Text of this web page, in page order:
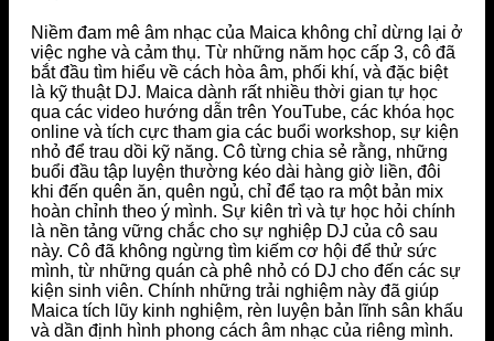
Niềm đam mê âm nhạc của Maica không chỉ dừng lại ở
việc nghe và cảm thụ. Từ những năm học cấp 3, cô đã
bắt đầu tìm hiểu về cách hòa âm, phối khí, và đặc biệt
là kỹ thuật DJ. Maica dành rất nhiều thời gian tự học
qua các video hướng dẫn trên YouTube, các khóa học
online và tích cực tham gia các buổi workshop, sự kiện
nhỏ để trau dồi kỹ năng. Cô từng chia sẻ rằng, những
buổi đầu tập luyện thường kéo dài hàng giờ liền, đôi
khi đến quên ăn, quên ngủ, chỉ để tạo ra một bản mix
hoàn chỉnh theo ý mình. Sự kiên trì và tự học hỏi chính
là nền tảng vững chắc cho sự nghiệp DJ của cô sau
này. Cô đã không ngừng tìm kiếm cơ hội để thử sức
mình, từ những quán cà phê nhỏ có DJ cho đến các sự
kiện sinh viên. Chính những trải nghiệm này đã giúp
Maica tích lũy kinh nghiệm, rèn luyện bản lĩnh sân khấu
và dần định hình phong cách âm nhạc của riêng mình.